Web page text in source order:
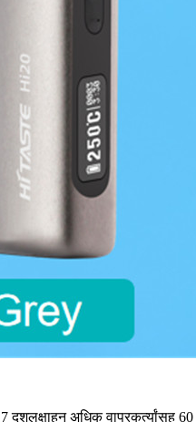
अधिक वापरकर्त्यांसह 60